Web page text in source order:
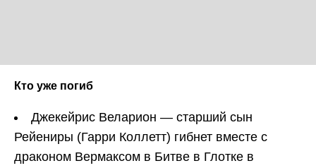
Кто уже погиб
Джекейрис Веларион — старший сын
Рейениры (Гарри Коллетт) гибнет вместе с
драконом Вермаксом в Битве в Глотке в